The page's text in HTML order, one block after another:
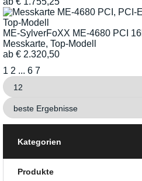
ME-SylverFoXX ME-4680 PCI
Messkarte, Top-Modell
ab € 2.320,50
1 2 ... 6 7
Kategorien
Produkte